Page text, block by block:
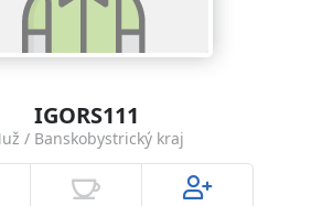
IGORS111
/ Banskobystrický kraj